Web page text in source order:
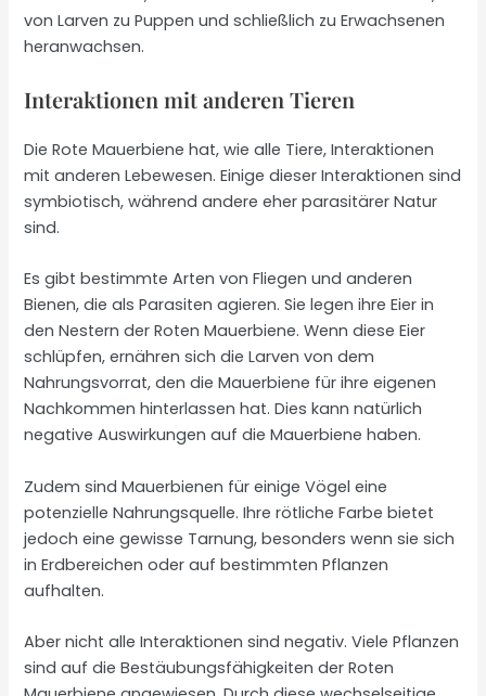
von Larven zu Puppen und schließlich zu Erwachsenen
heranwachsen.
Interaktionen mit anderen Tieren
Die Rote Mauerbiene hat, wie alle Tiere, Interaktionen
mit anderen Lebewesen. Einige dieser Interaktionen sind
symbiotisch, während andere eher parasitärer Natur
sind.
Es gibt bestimmte Arten von Fliegen und anderen
Bienen, die als Parasiten agieren. Sie legen ihre Eier in
den Nestern der Roten Mauerbiene. Wenn diese Eier
schlüpfen, ernähren sich die Larven von dem
Nahrungsvorrat, den die Mauerbiene für ihre eigenen
Nachkommen hinterlassen hat. Dies kann natürlich
negative Auswirkungen auf die Mauerbiene haben.
Zudem sind Mauerbienen für einige Vögel eine
potenzielle Nahrungsquelle. Ihre rötliche Farbe bietet
jedoch eine gewisse Tarnung, besonders wenn sie sich
in Erdbereichen oder auf bestimmten Pflanzen
aufhalten.
Aber nicht alle Interaktionen sind negativ. Viele Pflanzen
sind auf die Bestäubungsfähigkeiten der Roten